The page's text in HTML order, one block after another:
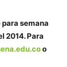
para semana
2014. Para
o